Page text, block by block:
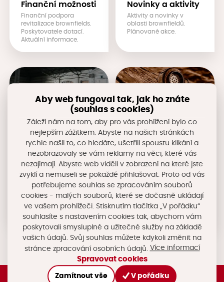
Finanční možnosti
Finanční podpora
revitalizace brownfields.
Poskytovatele dotací.
Aktuální informace.
Novinky a aktivity
Aktivity a novinky v
oblasti brownfieldů.
Plánované akce.
Regionální
brownfieldová
jednotka
Činnosti Regionální
brownfieldové jednotky.
Složení Regionální
brownfieldové jednotky.
Jednání Regionální
brownfieldové jednotky.
Základní dokumenty.
Kontakty na RBJ
Zde naleznete kontaktní
informace na zástupce
Regionální brownfieldové
jednotky.
Aby web fungoval tak, jak ho znáte
(souhlas s cookies)
Záleží nám na tom, aby pro vás prohlížení bylo co
nejlepším zážitkem. Abyste na našich stránkách
rychle našli to, co hledáte, ušetřili spoustu klikání a
nezobrazovaly se vám reklamy na věci, které vás
nezajímají. Abyste web viděli v zobrazení na které jste
zvyklí a nemuseli se pokaždé přihlašovat. Proto od vás
potřebujeme souhlas se zpracováním souborů
cookies - malých souborů, které se dočasně ukládají
ve vašem prohlížeči. Stisknutím tlačítka „V pořádku“
souhlasíte s nastavením cookies tak, abychom vám
poskytovali smysluplné a užitečné služby na základě
vašich údajů. Svůj souhlas můžete kdykoli změnit na
stránce zpracování osobních údajů. Více informací
Spravovat cookies
Zamítnout vše V pořádku